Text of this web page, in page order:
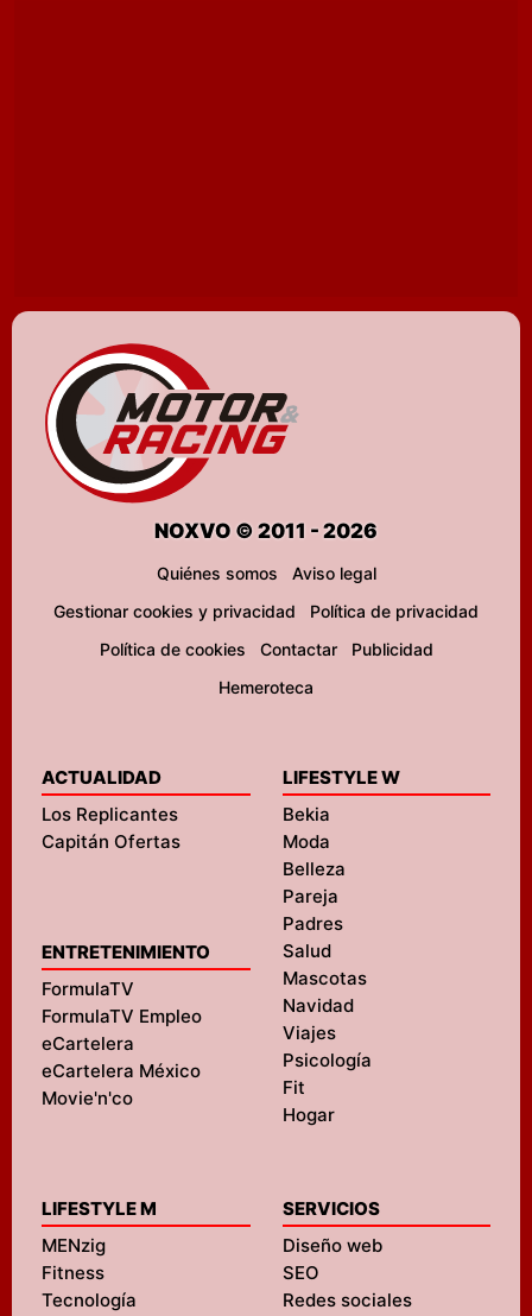
NOXVO © 2011 - 2026
Quiénes somos
Aviso legal
Gestionar cookies y privacidad
Política de privacidad
Política de cookies
Contactar
Publicidad
Hemeroteca
ACTUALIDAD
Los Replicantes
Capitán Ofertas
ENTRETENIMIENTO
FormulaTV
FormulaTV Empleo
eCartelera
eCartelera México
Movie'n'co
LIFESTYLE W
Bekia
Moda
Belleza
Pareja
Padres
Salud
Mascotas
Navidad
Viajes
Psicología
Fit
Hogar
LIFESTYLE M
MENzig
Fitness
Tecnología
SERVICIOS
Diseño web
SEO
Redes sociales